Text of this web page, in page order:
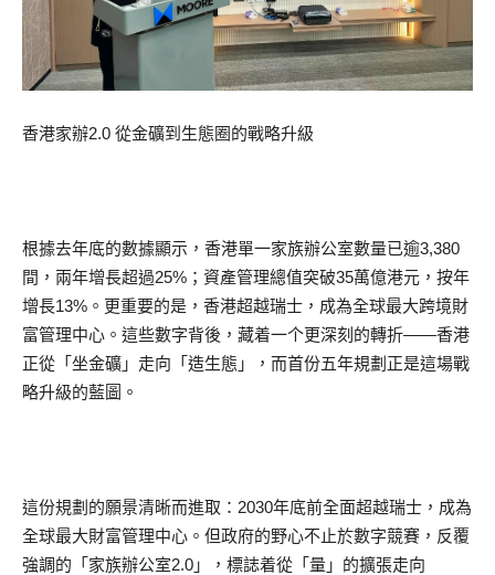
香港家辦2.0 從金礦到生態圈的戰略升級
根據去年底的數據顯示，香港單一家族辦公室數量已逾3,380
間，兩年增長超過25%；資產管理總值突破35萬億港元，按年
增長13%。更重要的是，香港超越瑞士，成為全球最大跨境財
富管理中心。這些數字背後，藏着一个更深刻的轉折——香港
正從「坐金礦」走向「造生態」，而首份五年規劃正是這場戰
略升級的藍圖。
這份規劃的願景清晰而進取：2030年底前全面超越瑞士，成為
全球最大財富管理中心。但政府的野心不止於數字競賽，反覆
強調的「家族辦公室2.0」，標誌着從「量」的擴張走向